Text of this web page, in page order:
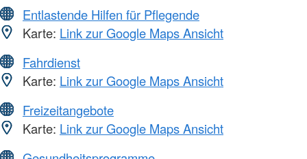
Entlastende Hilfen für Pflegende
Karte: Link zur Google Maps Ansicht
Fahrdienst
Karte: Link zur Google Maps Ansicht
Freizeitangebote
Karte: Link zur Google Maps Ansicht